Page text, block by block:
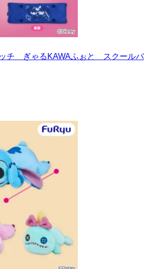
チ ぎゃるKAWAふぉと スクールバ